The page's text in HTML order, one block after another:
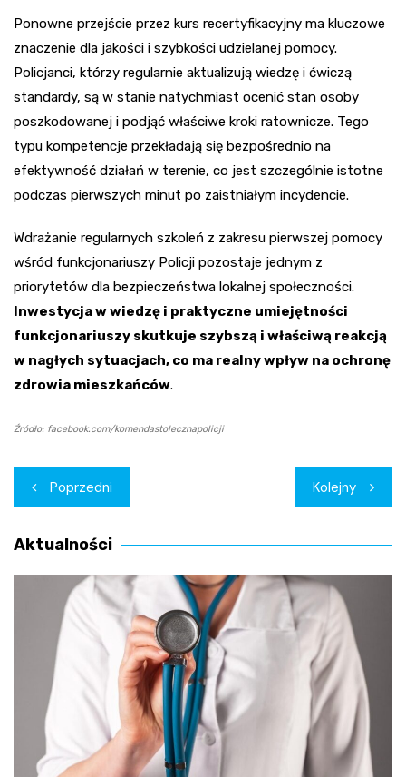
Ponowne przejście przez kurs recertyfikacyjny ma kluczowe
znaczenie dla jakości i szybkości udzielanej pomocy.
Policjanci, którzy regularnie aktualizują wiedzę i ćwiczą
standardy, są w stanie natychmiast ocenić stan osoby
poszkodowanej i podjąć właściwe kroki ratownicze. Tego
typu kompetencje przekładają się bezpośrednio na
efektywność działań w terenie, co jest szczególnie istotne
podczas pierwszych minut po zaistniałym incydencie.
Wdrażanie regularnych szkoleń z zakresu pierwszej pomocy
wśród funkcjonariuszy Policji pozostaje jednym z
priorytetów dla bezpieczeństwa lokalnej społeczności.
Inwestycja w wiedzę i praktyczne umiejętności
funkcjonariuszy skutkuje szybszą i właściwą reakcją
w nagłych sytuacjach, co ma realny wpływ na ochronę
zdrowia mieszkańców.
Źródło: facebook.com/komendastolecznapolicji
Nawigacja
wpisu
Poprzedni Kolejny
Aktualności